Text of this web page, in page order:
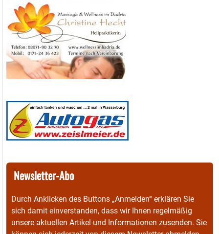
Newsletter-Abo
Durch Anklicken des Buttons „Anmelden“ erklären Sie
sich damit einverstanden, dass wir Ihnen regelmäßig
unsere aktuellen Artikel und Informationen zusenden. Sie